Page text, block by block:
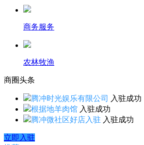
商务服务
农林牧渔
商圈头条
腾冲时光娱乐有限公司
入驻成功
根据地羊肉馆 入驻成功
腾冲微社区好店入驻 入驻成功
立即入驻